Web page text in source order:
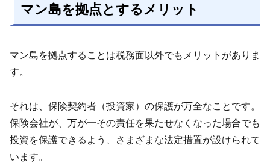
マン島を拠点とするメリット
マン島を拠点することは税務面以外でもメリットがありま
す。
それは、保険契約者（投資家）の保護が万全なことです。
保険会社が、万が一その責任を果たせなくなった場合でも
投資を保護できるよう、さまざまな法定措置が設けられて
います。